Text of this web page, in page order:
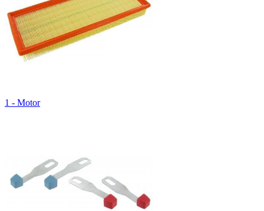
1 - Motor